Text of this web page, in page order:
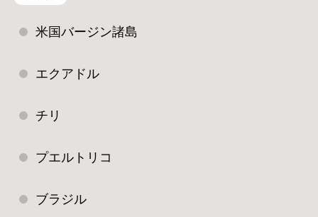
米国バージン諸島
エクアドル
チリ
プエルトリコ
ブラジル